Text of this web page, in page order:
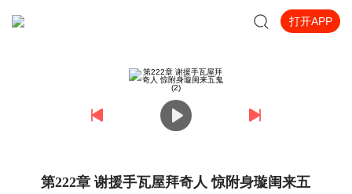
打开APP
第222章 谢援手瓦屋拜奇人 惊附身璇闺来五